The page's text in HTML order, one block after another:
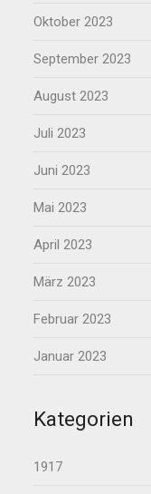
Oktober 2023
September 2023
August 2023
Juli 2023
Juni 2023
Mai 2023
April 2023
März 2023
Februar 2023
Januar 2023
Kategorien
1917